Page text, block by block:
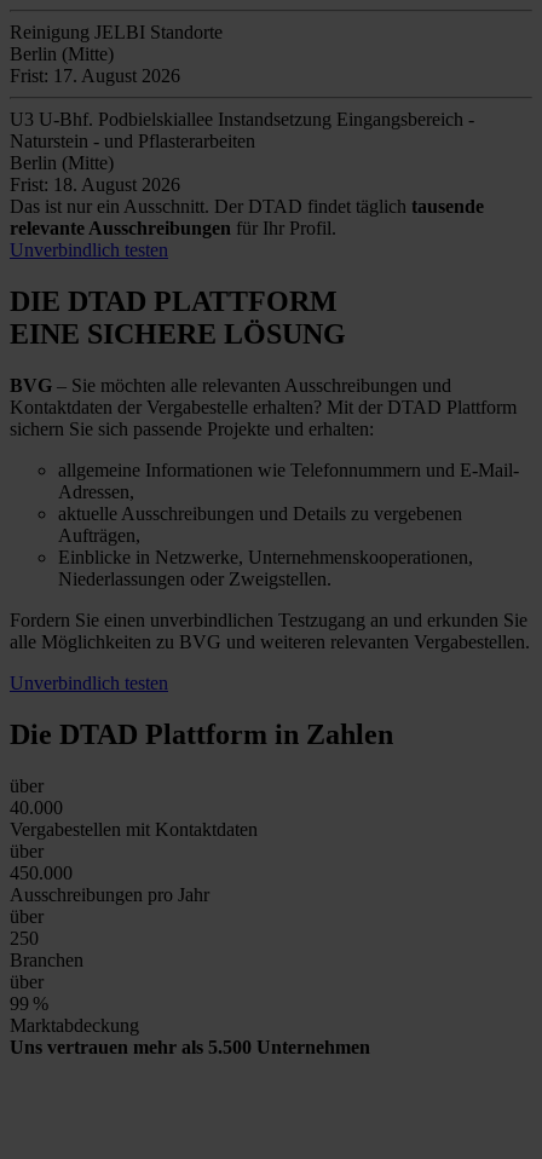
Reinigung JELBI Standorte
Berlin (Mitte)
Frist: 17. August 2026
U3 U-Bhf. Podbielskiallee Instandsetzung Eingangsbereich -
Naturstein - und Pflasterarbeiten
Berlin (Mitte)
Frist: 18. August 2026
Das ist nur ein Ausschnitt. Der DTAD findet täglich tausende
relevante Ausschreibungen für Ihr Profil.
Unverbindlich testen
DIE DTAD PLATTFORM
EINE SICHERE LÖSUNG
BVG – Sie möchten alle relevanten Ausschreibungen und
Kontaktdaten der Vergabestelle erhalten? Mit der DTAD Plattform
sichern Sie sich passende Projekte und erhalten:
allgemeine Informationen wie Telefonnummern und E-Mail-
Adressen,
aktuelle Ausschreibungen und Details zu vergebenen
Aufträgen,
Einblicke in Netzwerke, Unternehmenskooperationen,
Niederlassungen oder Zweigstellen.
Fordern Sie einen unverbindlichen Testzugang an und erkunden Sie
alle Möglichkeiten zu BVG und weiteren relevanten Vergabestellen.
Unverbindlich testen
Die DTAD Plattform in Zahlen
über
40.000
Vergabestellen mit Kontaktdaten
über
450.000
Ausschreibungen pro Jahr
über
250
Branchen
über
99 %
Marktabdeckung
Uns vertrauen mehr als 5.500 Unternehmen